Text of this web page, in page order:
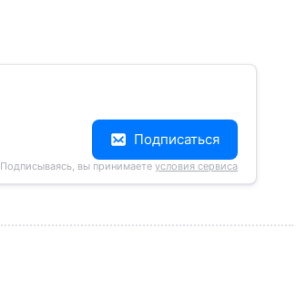
Подписаться
Подписываясь, вы принимаете условия сервиса